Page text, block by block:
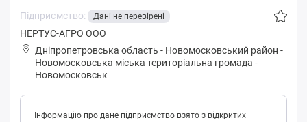
Підприємство: Дані не перевірені
НЕРТУС-АГРО ООО
Дніпропетровська область - Новомосковський район -
Нoвoмoскoвськa міська територіальна громада -
Новомосковськ
Інформацію про дане підприємство взято з відкритих